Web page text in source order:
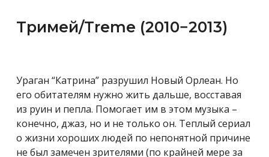
Тримей/Treme (2010−2013)
Ураган “Катрина” разрушил Новый Орлеан. Но
его обитателям нужно жить дальше, восставая
из руин и пепла. Помогает им в этом музыка –
конечно, джаз, но и не только он. Теплый сериал
о жизни хороших людей по непонятной причине
не был замечен зрителями (по крайней мере за